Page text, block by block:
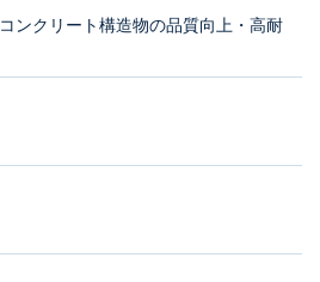
ンクリート構造物の品質向上・高耐